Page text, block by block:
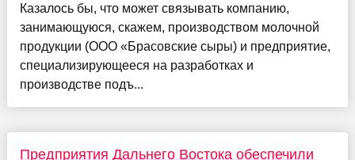
Казалось бы, что может связывать компанию,
занимающуюся, скажем, производством молочной
продукции (ООО «Брасовские сыры) и предприятие,
специализирующееся на разработках и
производстве подъ...
Предприятия Дальнего Востока обеспечили